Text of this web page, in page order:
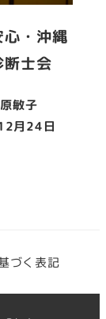
・沖縄
断士会
敏子
月24日
づく表記